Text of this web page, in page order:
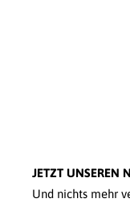
JETZT UNSEREN
Und nichts mehr